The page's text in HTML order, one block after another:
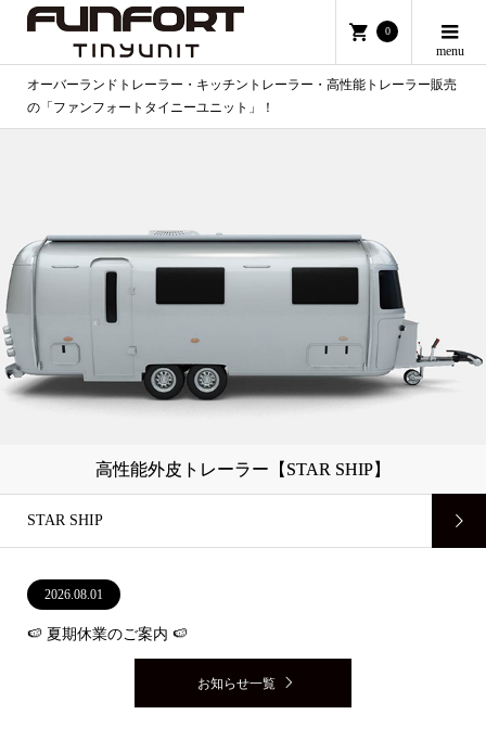
0
オーバーランドトレーラー・キッチントレーラー・高性能トレーラー販売
の「ファンフォートタイニーユニット」！
高性能外皮トレーラー【STAR SHIP】
STAR SHIP
2026.08.01
🍉 夏期休業のご案内 🍉
お知らせ一覧